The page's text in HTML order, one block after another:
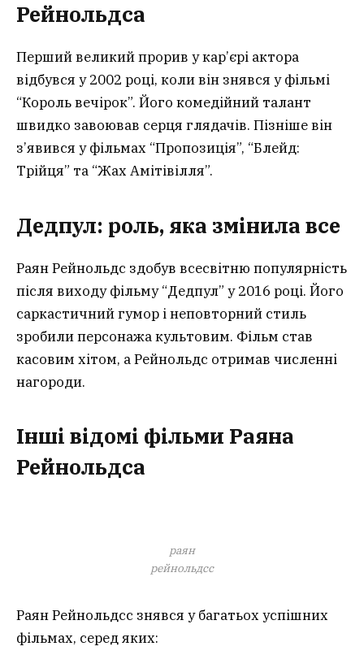
Рейнольдса
Перший великий прорив у кар’єрі актора
відбувся у 2002 році, коли він знявся у фільмі
“Король вечірок”. Його комедійний талант
швидко завоював серця глядачів. Пізніше він
з’явився у фільмах “Пропозиція”, “Блейд:
Трійця” та “Жах Амітівілля”.
Дедпул: роль, яка змінила все
Раян Рейнольдс здобув всесвітню популярність
після виходу фільму “Дедпул” у 2016 році. Його
саркастичний гумор і неповторний стиль
зробили персонажа культовим. Фільм став
касовим хітом, а Рейнольдс отримав численні
нагороди.
Інші відомі фільми Раяна
Рейнольдса
раян
рейнольдсс
Раян Рейнольдсс знявся у багатьох успішних
фільмах, серед яких: